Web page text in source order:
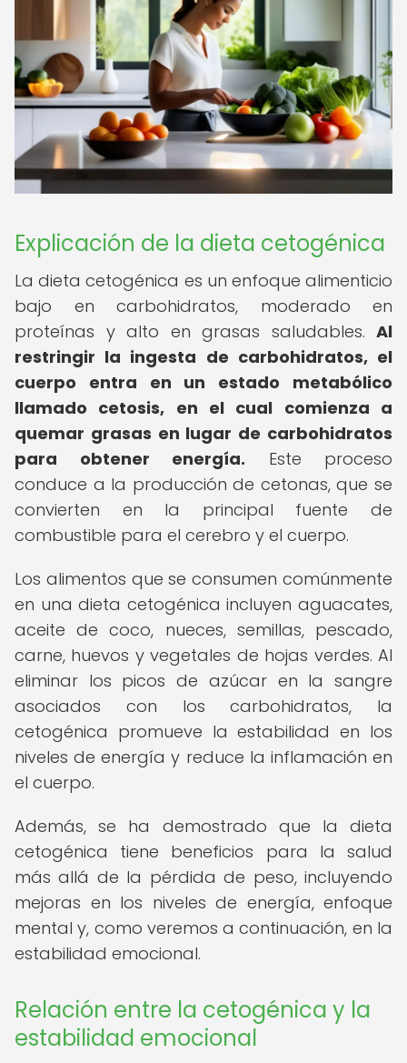
Explicación de la dieta cetogénica
La dieta cetogénica es un enfoque alimenticio
bajo en carbohidratos, moderado en
proteínas y alto en grasas saludables. Al
restringir la ingesta de carbohidratos, el
cuerpo entra en un estado metabólico
llamado cetosis, en el cual comienza a
quemar grasas en lugar de carbohidratos
para obtener energía. Este proceso
conduce a la producción de cetonas, que se
convierten en la principal fuente de
combustible para el cerebro y el cuerpo.
Los alimentos que se consumen comúnmente
en una dieta cetogénica incluyen aguacates,
aceite de coco, nueces, semillas, pescado,
carne, huevos y vegetales de hojas verdes. Al
eliminar los picos de azúcar en la sangre
asociados con los carbohidratos, la
cetogénica promueve la estabilidad en los
niveles de energía y reduce la inflamación en
el cuerpo.
Además, se ha demostrado que la dieta
cetogénica tiene beneficios para la salud
más allá de la pérdida de peso, incluyendo
mejoras en los niveles de energía, enfoque
mental y, como veremos a continuación, en la
estabilidad emocional.
Relación entre la cetogénica y la
estabilidad emocional